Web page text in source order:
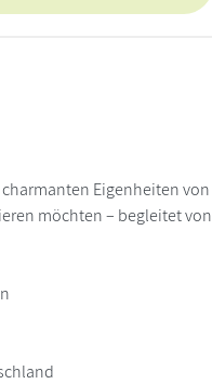
charmanten Eigenheiten von
möchten – begleitet von